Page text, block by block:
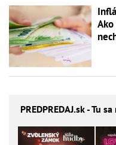
PREDPREDAJ.sk - Tu